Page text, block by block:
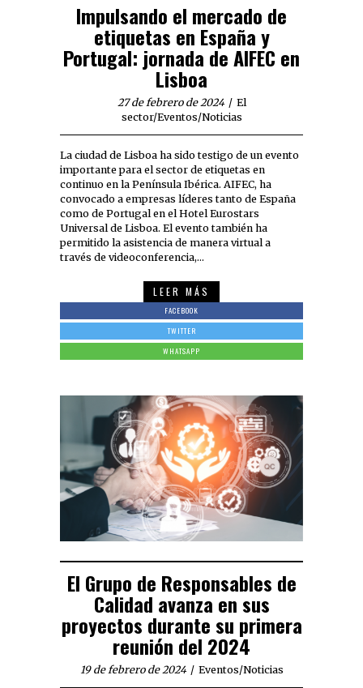
Impulsando el mercado de
etiquetas en España y
Portugal: jornada de AIFEC en
Lisboa
27 de febrero de 2024
El
sector/Eventos/Noticias
La ciudad de Lisboa ha sido testigo de un evento
importante para el sector de etiquetas en
continuo en la Península Ibérica. AIFEC, ha
convocado a empresas líderes tanto de España
como de Portugal en el Hotel Eurostars
Universal de Lisboa. El evento también ha
permitido la asistencia de manera virtual a
través de videoconferencia,…
LEER MÁS
FACEBOOK
TWITTER
WHATSAPP
El Grupo de Responsables de
Calidad avanza en sus
proyectos durante su primera
reunión del 2024
19 de febrero de 2024 Eventos/Noticias